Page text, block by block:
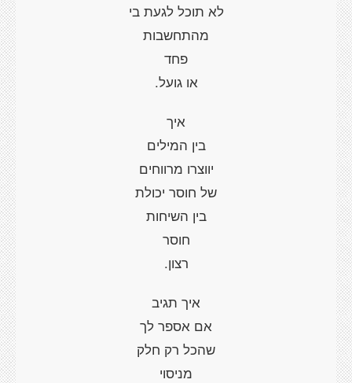
לא תוכל לגעת בי
מהתחשבות
פחד
או גועל.
איך
בין המילים
יווצרו מרווחים
של חוסר יכולת
בין השיחות
חוסר
רצון.
איך תגיב
אם אספר לך
שהכל רק חלק
מניסוי